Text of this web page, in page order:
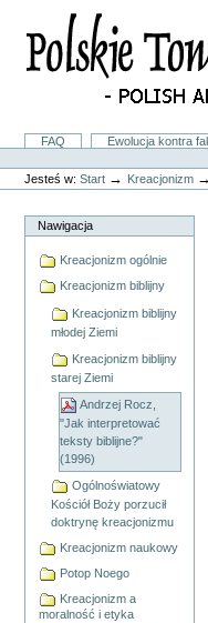
skróty
nawigacji
FAQ Ewolucja kontra
Narzędzia
osobiste
Jesteś w: Start → Kreacjonizm →
Nawigacja
Kreacjonizm ogólnie
Kreacjonizm biblijny
Kreacjonizm biblijny
młodej Ziemi
Kreacjonizm biblijny
starej Ziemi
Andrzej Rocz,
"Jak interpretować
teksty biblijne?"
(1996)
Ogólnoświatowy
Kościół Boży porzucił
doktrynę kreacjonizmu
Kreacjonizm naukowy
Potop Noego
Kreacjonizm a
moralność i etyka